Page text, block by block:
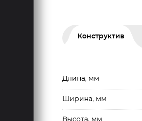
Конструктив
Длина, мм
Ширина, мм
Высота, мм